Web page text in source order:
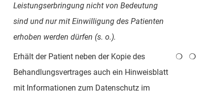
Leistungserbringung nicht von Bedeutung
sind und nur mit Einwilligung des Patienten
erhoben werden dürfen (s. o.).
Erhält der Patient neben der Kopie des
Behandlungsvertrages auch ein Hinweisblatt
mit Informationen zum Datenschutz im
❍ ❍